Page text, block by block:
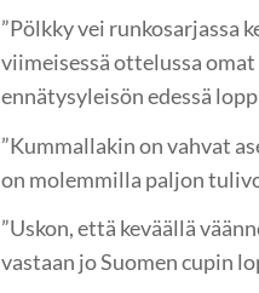
”Pölkky vei runkosarjassa
viimeisessä ottelussa
ennätysyleisön edessä
”Kummallakin on vahvat
on molemmilla paljon
”Uskon, että keväällä
vastaan jo Suomen cupin